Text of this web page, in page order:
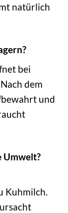
natürlich
bei
dem
und
Umwelt?
Kuhmilch.